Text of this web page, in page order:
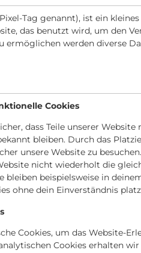
Tag genannt), ist ein
das benutzt wird, um den
ermöglichen werden diverse
Cookies
dass Teile unserer
bleiben. Durch das
unsere Website zu
nicht wiederholt die
bleiben beispielsweise in
ohne dein Einverständnis
Cookies, um das Website-
Cookies erhalten